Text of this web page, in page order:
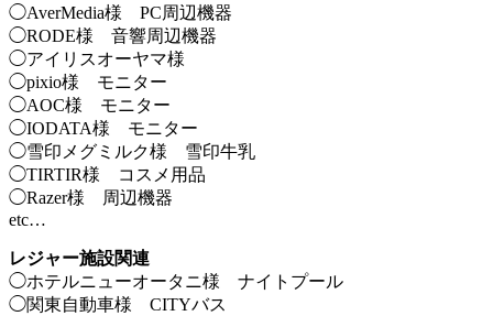
◯AverMedia様 PC周辺機器
◯RODE様 音響周辺機器
◯アイリスオーヤマ様
◯pixio様 モニター
◯AOC様 モニター
◯IODATA様 モニター
◯雪印メグミルク様 雪印牛乳
◯TIRTIR様 コスメ用品
◯Razer様 周辺機器
etc…
レジャー施設関連
◯ホテルニューオータニ様 ナイトプール
◯関東自動車様 CITYバス